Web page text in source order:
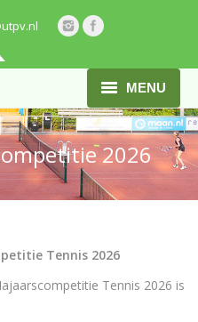
MENU
2026
Tennis 2026
Tennis 2026 is